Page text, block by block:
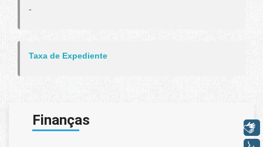
-
Taxa de Expediente
Finanças